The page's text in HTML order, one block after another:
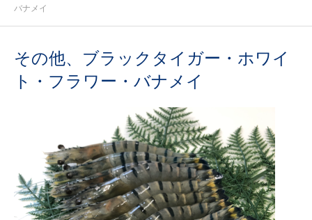
バナメイ
その他、ブラックタイガー・ホワイ
ト・フラワー・バナメイ